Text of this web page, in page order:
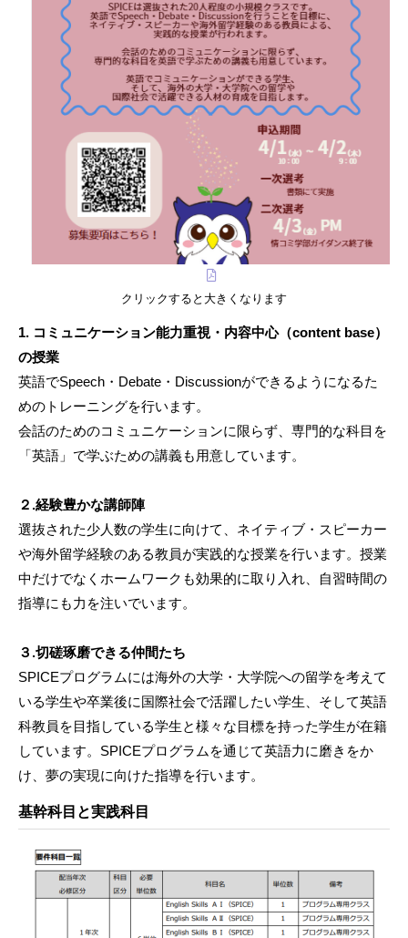
クリックすると大きくなります
1. コミュニケーション能力重視・内容中心（content base）
の授業
英語でSpeech・Debate・Discussionができるようになるた
めのトレーニングを行います。
会話のためのコミュニケーションに限らず、専門的な科目を
「英語」で学ぶための講義も用意しています。
２.経験豊かな講師陣
選抜された少人数の学生に向けて、ネイティブ・スピーカー
や海外留学経験のある教員が実践的な授業を行います。授業
中だけでなくホームワークも効果的に取り入れ、自習時間の
指導にも力を注いでいます。
３.切磋琢磨できる仲間たち
SPICEプログラムには海外の大学・大学院への留学を考えて
いる学生や卒業後に国際社会で活躍したい学生、そして英語
科教員を目指している学生と様々な目標を持った学生が在籍
しています。SPICEプログラムを通じて英語力に磨きをか
け、夢の実現に向けた指導を行います。
基幹科目と実践科目